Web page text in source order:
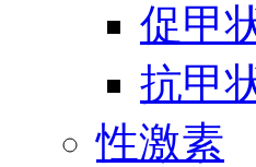
促甲
抗甲
性激素